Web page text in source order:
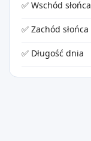
✅ Wschód słońca
✅ Zachód słońca
✅ Długość dnia